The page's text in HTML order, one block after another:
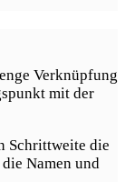
Verknüpfung
mit der
Schrittweite die
Namen und